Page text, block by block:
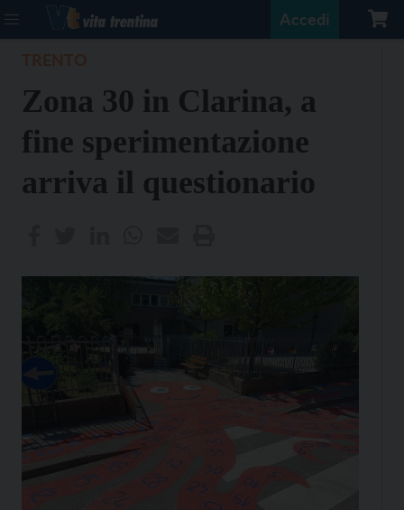
Accedi
Zona 30 in Clarina, a
fine sperimentazione
arriva il questionario